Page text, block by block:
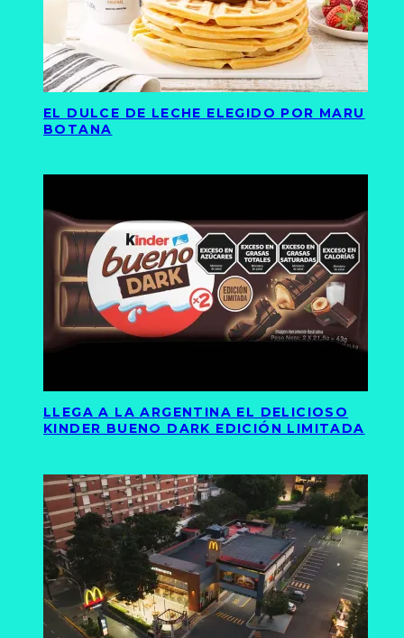
EL DULCE DE LECHE ELEGIDO POR MARU
BOTANA
LLEGA A LA ARGENTINA EL DELICIOSO
KINDER BUENO DARK EDICIÓN LIMITADA